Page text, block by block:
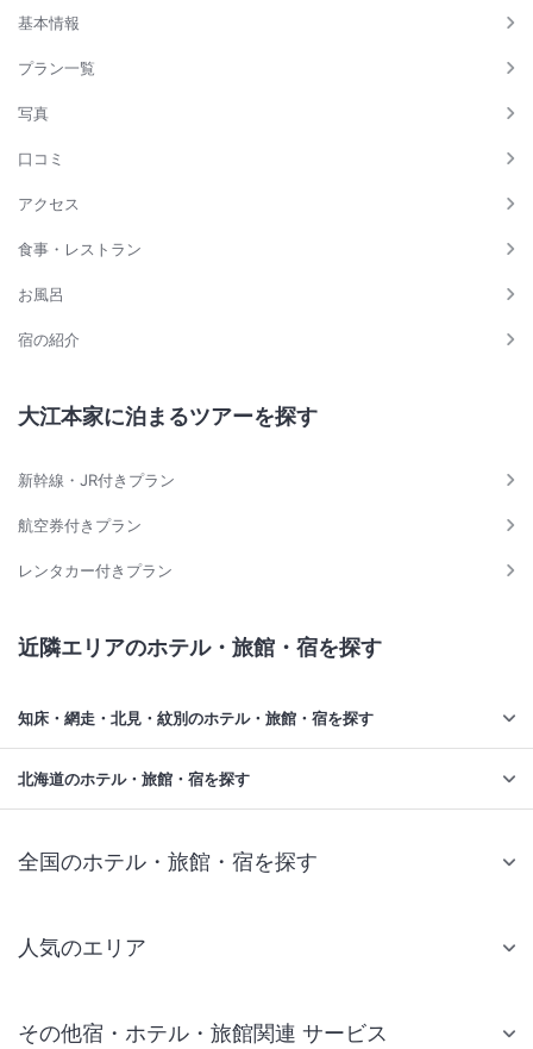
基本情報
プラン一覧
写真
口コミ
アクセス
食事・レストラン
お風呂
宿の紹介
大江本家に泊まるツアーを探す
新幹線・JR付きプラン
航空券付きプラン
レンタカー付きプラン
近隣エリアのホテル・旅館・宿を探す
知床・網走・北見・紋別のホテル・旅館・宿を探す
北海道のホテル・旅館・宿を探す
全国のホテル・旅館・宿を探す
人気のエリア
その他宿・ホテル・旅館関連 サービス